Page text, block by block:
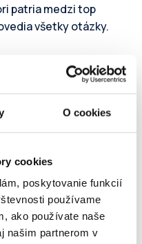
O cookies
cookies
poskytovanie funkcií
používame
ako používate naše
našim partnerom v
patria medzi top
všetky otázky.
pomôžu jasne ukotviť
a zabezpečiť tak jej
certifikát je
24.a26.